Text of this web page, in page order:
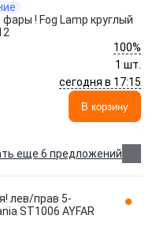
! Fog Lamp круглый
100%
1 шт.
сегодня в 17:15
В корзину
еще 6 предложений
лев/прав 5-
ST1006 AYFAR